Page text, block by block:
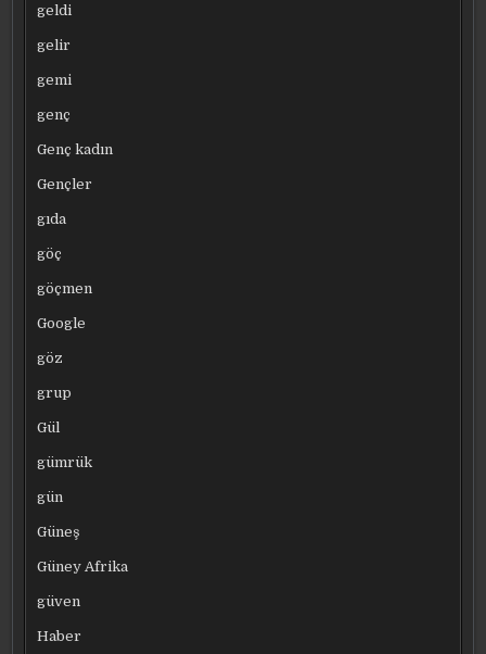
geldi
gelir
gemi
genç
Genç kadın
Gençler
gıda
göç
göçmen
Google
göz
grup
Gül
gümrük
gün
Güneş
Güney Afrika
güven
Haber